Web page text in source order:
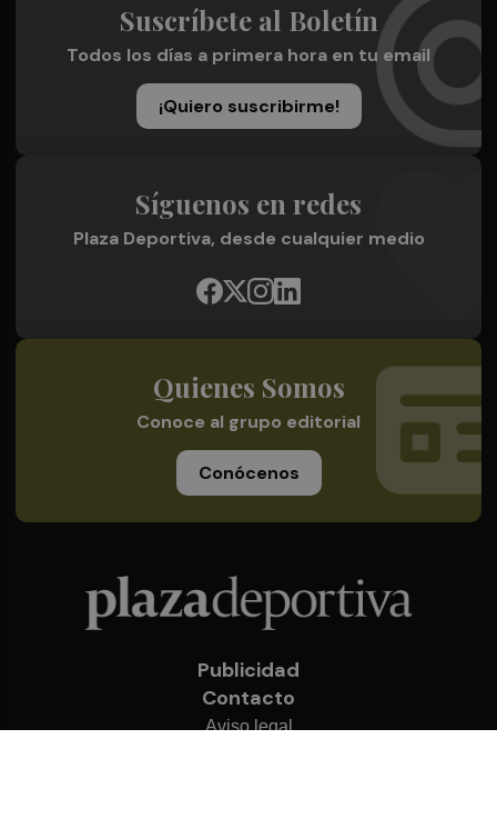
Suscríbete al Boletín
Todos los días a primera hora en tu email
¡Quiero suscribirme!
Síguenos en redes
Plaza Deportiva, desde cualquier medio
Quienes Somos
Conoce al grupo editorial
Conócenos
Publicidad
Contacto
Aviso legal